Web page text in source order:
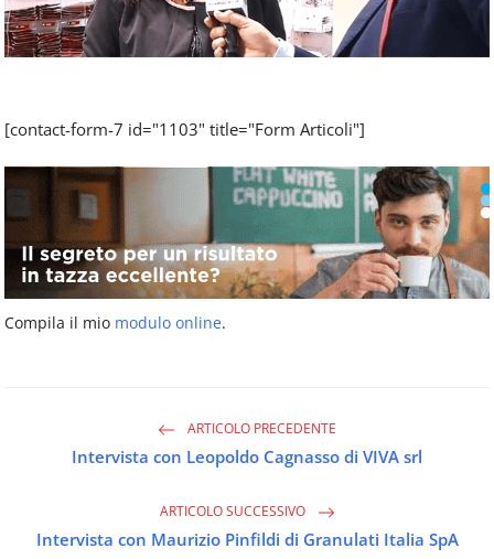
[contact-form-7 id="1103" title="Form Articoli"]
Compila il mio modulo online.
ARTICOLO PRECEDENTE
Intervista con Leopoldo Cagnasso di VIVA srl
ARTICOLO SUCCESSIVO
Intervista con Maurizio Pinfildi di Granulati Italia SpA